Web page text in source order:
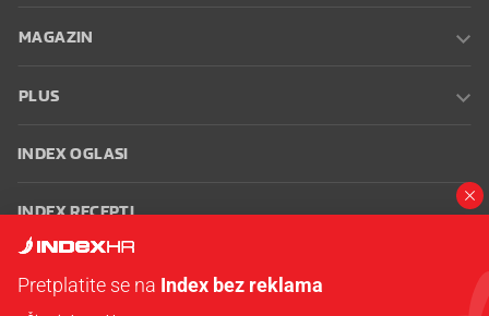
MAGAZIN
PLUS
INDEX OGLASI
INDEX RECEPTI
Pretplatite se na Index bez reklama